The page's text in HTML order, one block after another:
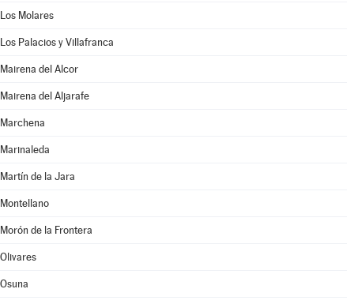
Los Molares
Los Palacios y Villafranca
Mairena del Alcor
Mairena del Aljarafe
Marchena
Marinaleda
Martín de la Jara
Montellano
Morón de la Frontera
Olivares
Osuna